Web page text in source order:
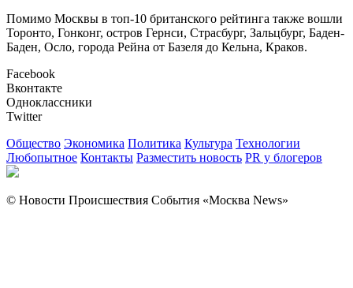
Помимо Москвы в топ-10 британского рейтинга также вошли
Торонто, Гонконг, остров Гернси, Страсбург, Зальцбург, Баден-
Баден, Осло, города Рейна от Базеля до Кельна, Краков.
Facebook
Вконтакте
Одноклассники
Twitter
Общество Экономика Политика Культура Технологии
Любопытное Контакты Разместить новость PR у блогеров
© Новости Происшествия События «Москва News»